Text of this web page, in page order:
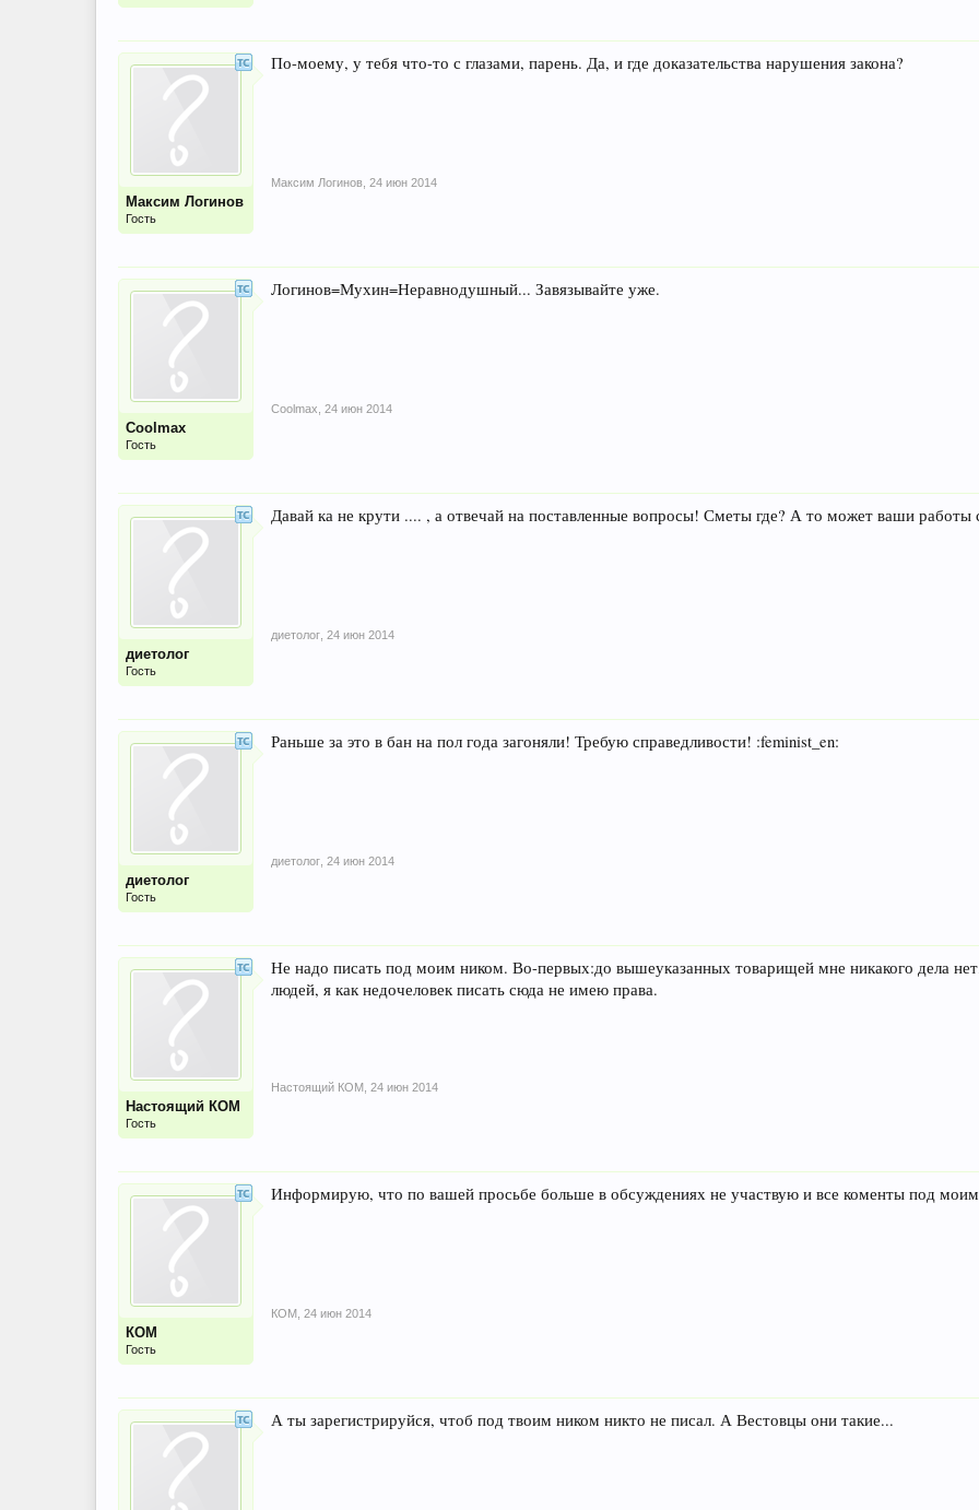
Максим Логинов
Гость
По-моему, у тебя что-то с глазами, парень. Да, и где доказательства нарушения закона?
Максим Логинов 24 июн 2014
Coolmax
Гость
Логинов=Мухин=Неравнодушный... Завязывайте уже.
Coolmax 24 июн 2014
диетолог
Гость
Давай ка не крути .... , а отвечай на поставленные вопросы! Сметы где? А то может ваши
диетолог 24 июн 2014
диетолог
Гость
Раньше за это в бан на пол года загоняли! Требую справедливости! :feminist_en:
диетолог 24 июн 2014
Настоящий КОМ
Гость
Не надо писать под моим ником. Во-первых:до вышеуказанных товарищей мне никакого дела
людей, я как недочеловек писать сюда не имею права.
Настоящий КОМ 24 июн 2014
КОМ
Гость
Информирую, что по вашей просьбе больше в обсуждениях не участвую и все коменты под
КОМ 24 июн 2014
А ты зарегистрируйся, чтоб под твоим ником никто не писал. А Вестовцы они такие...